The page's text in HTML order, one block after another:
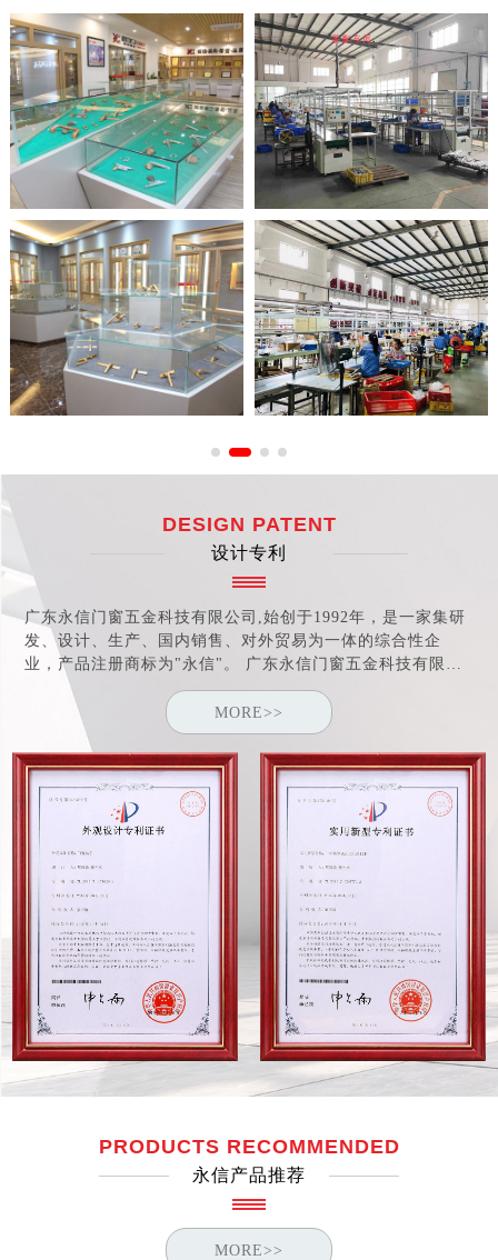
DESIGN PATENT
设计专利
广东永信门窗五金科技有限公司,始创于1992年，是一家集研
发、设计、生产、国内销售、对外贸易为一体的综合性企
业，产品注册商标为"永信"。 广东永信门窗五金科技有限公
司于2005年取得"中国建筑金属结构协会"会员资格，于2006
年荣获"中国优秀绿色产品"证书及"中国消费者信得过产品"称
号。 公司于2007年通过ISO9001:2000认证。
MORE>>
PRODUCTS RECOMMENDED
永信产品推荐
MORE>>